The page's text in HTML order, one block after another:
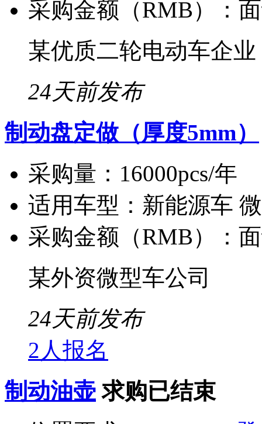
采购金额（RMB）：
某优质二轮电动车企业
24天前发布
制动盘定做（厚度5mm）
采购量： 16000pcs/年
适用车型： 新能源车
采购金额（RMB）：
某外资微型车公司
24天前发布
2人报名
制动油壶 求购已结束